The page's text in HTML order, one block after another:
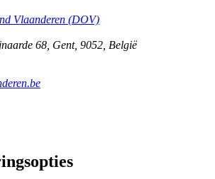
Vlaanderen (DOV)
68, Gent, 9052, België